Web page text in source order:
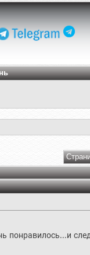
понравилось...и